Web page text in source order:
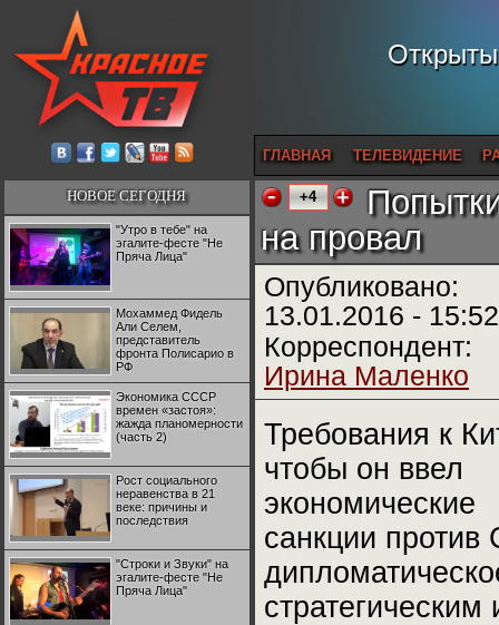
ГЛАВНАЯ ТЕЛЕВИДЕНИЕ
НОВОЕ СЕГОДНЯ
"Утро в тебе" на
эгалите-фесте "Не
Пряча Лица"
Мохаммед Фидель
Али Селем,
представитель
фронта Полисарио в
РФ
Экономика СССР
времен «застоя»:
жажда планомерности
(часть 2)
Рост социального
неравенства в 21
веке: причины и
последствия
"Строки и Звуки" на
эгалите-фесте "Не
Пряча Лица"
+4
на провал
Опубликовано:
13.01.2016 - 15:52
Корреспондент:
Ирина Маленко
Требования к
чтобы он ввел
экономические
санкции